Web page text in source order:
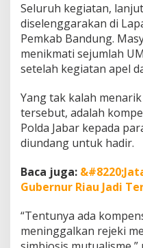
Seluruh kegiatan,
diselenggarakan di
Pemkab Bandung.
menikmati sejumlah
setelah kegiatan apel
Yang tak kalah
tersebut, adalah
Polda Jabar kepada
diundang untuk hadir.
Baca juga:
Gubernur Riau Jadi
“Tentunya ada
meninggalkan rejeki